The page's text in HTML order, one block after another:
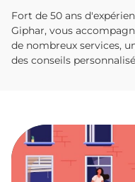
Fort de 50 ans
Giphar, vous
de nombreux services,
des conseils